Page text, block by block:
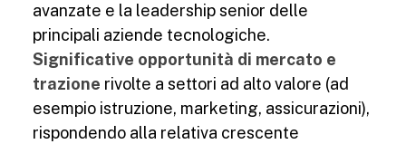
avanzate e la leadership senior delle
principali aziende tecnologiche.
Significative opportunità di mercato e
trazione rivolte a settori ad alto valore (ad
esempio istruzione, marketing, assicurazioni),
rispondendo alla relativa crescente